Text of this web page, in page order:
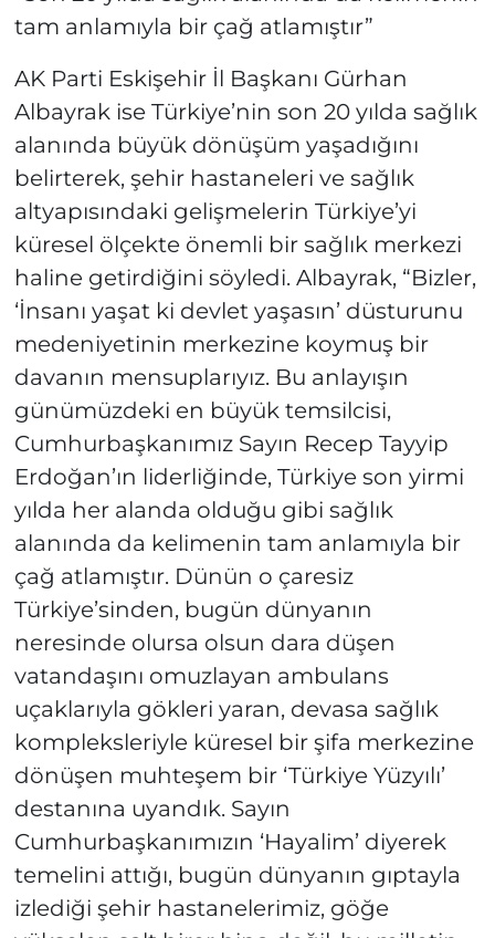
tam anlamıyla bir çağ atlamıştır”
AK Parti Eskişehir İl Başkanı Gürhan
Albayrak ise Türkiye’nin son 20 yılda sağlık
alanında büyük dönüşüm yaşadığını
belirterek, şehir hastaneleri ve sağlık
altyapısındaki gelişmelerin Türkiye’yi
küresel ölçekte önemli bir sağlık merkezi
haline getirdiğini söyledi. Albayrak, “Bizler,
‘İnsanı yaşat ki devlet yaşasın’ düsturunu
medeniyetinin merkezine koymuş bir
davanın mensuplarıyız. Bu anlayışın
günümüzdeki en büyük temsilcisi,
Cumhurbaşkanımız Sayın Recep Tayyip
Erdoğan’ın liderliğinde, Türkiye son yirmi
yılda her alanda olduğu gibi sağlık
alanında da kelimenin tam anlamıyla bir
çağ atlamıştır. Dünün o çaresiz
Türkiye’sinden, bugün dünyanın
neresinde olursa olsun dara düşen
vatandaşını omuzlayan ambulans
uçaklarıyla gökleri yaran, devasa sağlık
kompleksleriyle küresel bir şifa merkezine
dönüşen muhteşem bir ‘Türkiye Yüzyılı’
destanına uyandık. Sayın
Cumhurbaşkanımızın ‘Hayalim’ diyerek
temelini attığı, bugün dünyanın gıptayla
izlediği şehir hastanelerimiz, göğe